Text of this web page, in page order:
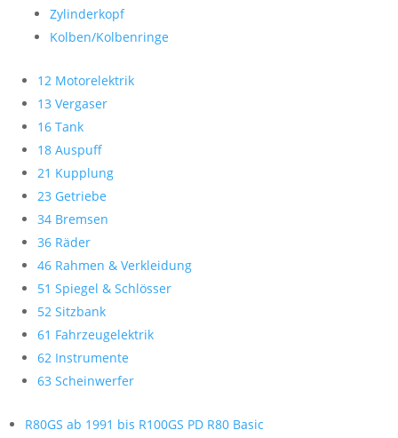
Zylinderkopf
Kolben/Kolbenringe
12 Motorelektrik
13 Vergaser
16 Tank
18 Auspuff
21 Kupplung
23 Getriebe
34 Bremsen
36 Räder
46 Rahmen & Verkleidung
51 Spiegel & Schlösser
52 Sitzbank
61 Fahrzeugelektrik
62 Instrumente
63 Scheinwerfer
R80GS ab 1991 bis R100GS PD R80 Basic